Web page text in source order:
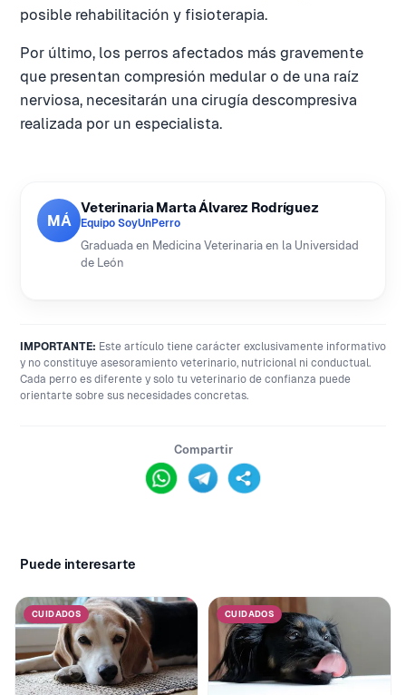
posible rehabilitación y fisioterapia.
Por último, los perros afectados más gravemente
que presentan compresión medular o de una raíz
nerviosa, necesitarán una cirugía descompresiva
realizada por un especialista.
MÁ
Veterinaria Marta Álvarez Rodríguez
Equipo SoyUnPerro
Graduada en Medicina Veterinaria en la Universidad
de León
IMPORTANTE: Este artículo tiene carácter exclusivamente informativo
y no constituye asesoramiento veterinario, nutricional ni conductual.
Cada perro es diferente y solo tu veterinario de confianza puede
orientarte sobre sus necesidades concretas.
Compartir
Puede interesarte
CUIDADOS CUIDADOS